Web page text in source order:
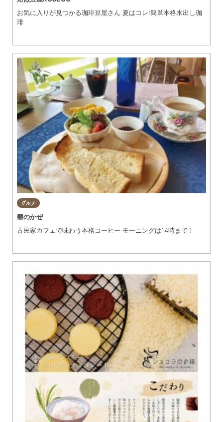
お気に入りが見つかる珈琲豆屋さん 夏はコレ!簡単本格水出し珈
琲
グルメ
碧のかぜ
古民家カフェで味わう本格コーヒー モーニングは14時まで！